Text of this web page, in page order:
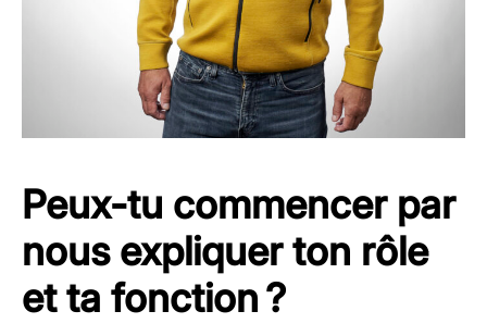
Peux-tu commencer par
nous expliquer ton rôle
et ta fonction ?